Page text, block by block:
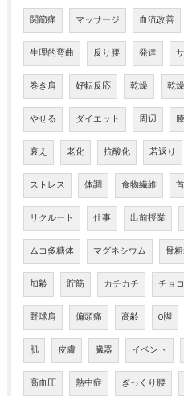
関節痛 マッサージ 血流改善
生理的弯曲 反り腰 発達
巻き肩 好転反応 乾燥 乾
やせる ダイエット 周辺 膝
衰え 老化 抗酸化 若返り
ストレス 体調 食物繊維
リクルート 仕事 出前授業
ムコ多糖体 マグネシウム 骨
加齢 貯筋 カチカチ チョ
野球肩 偏頭痛 高齢 O脚
肌 皮膚 臓器 イベント
高血圧 熱中症 ぎっくり腰